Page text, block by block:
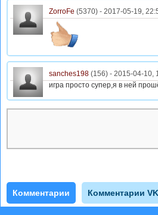
ZorroFe (5370) - 2017-05-19,
sanches198 (156) - 2015-04-10,
игра просто супер,я в ней
Комментарии Комментарии VK